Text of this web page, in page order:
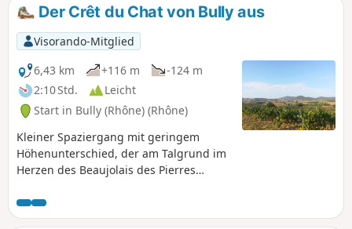
Der Crêt du Chat von Bully aus
Visorando-Mitglied
6,43 km
+116 m
-124 m
2:10 Std.
Leicht
Start in Bully (Rhône) (Rhône)
Kleiner Spaziergang mit geringem
Höhenunterschied, der am Talgrund im
Herzen des Beaujolais des Pierres
Ausblicke auf die Monts du Lyonnais
und die Monts Popey und Arjoux bietet.